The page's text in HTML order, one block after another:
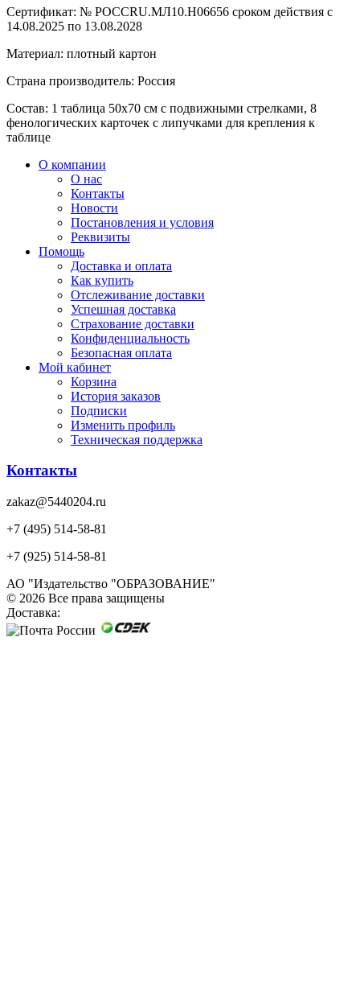
Сертификат: № РОССRU.МЛ10.Н06656 сроком действия с
14.08.2025 по 13.08.2028
Материал: плотный картон
Страна производитель: Россия
Состав: 1 таблица 50х70 см с подвижными стрелками, 8
фенологических карточек с липучками для крепления к
таблице
О компании
О нас
Контакты
Новости
Постановления и условия
Реквизиты
Помощь
Доставка и оплата
Как купить
Отслеживание доставки
Успешная доставка
Страхование доставки
Конфиденциальность
Безопасная оплата
Мой кабинет
Корзина
История заказов
Подписки
Изменить профиль
Техническая поддержка
Контакты
zakaz@5440204.ru
+7 (495) 514-58-81
+7 (925) 514-58-81
АО "Издательство "ОБРАЗОВАНИЕ"
© 2026 Все права защищены
Доставка: